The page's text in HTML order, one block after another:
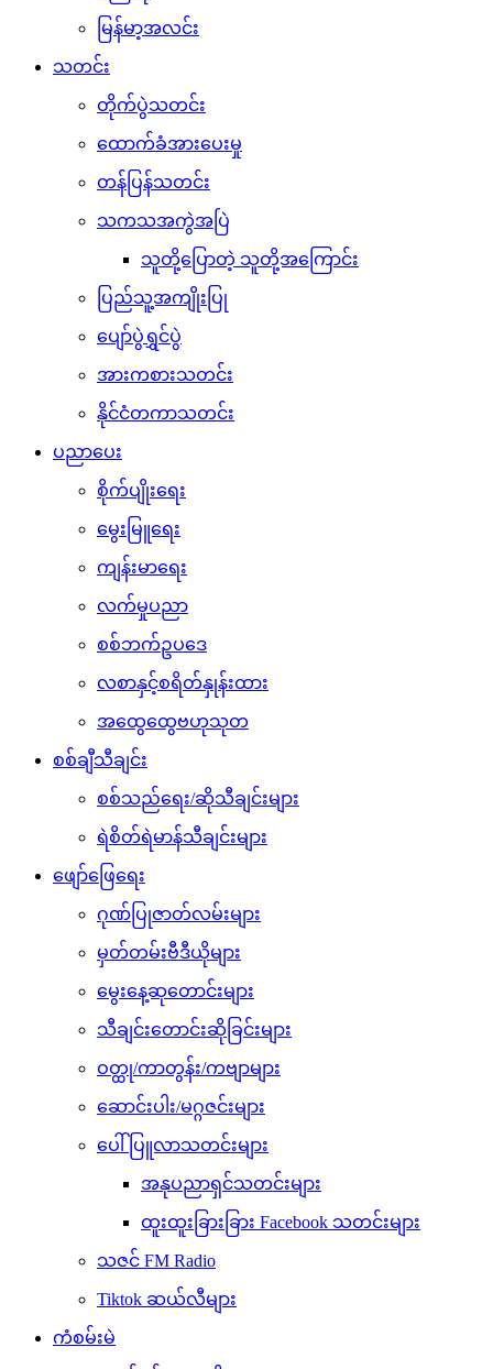
မြန်မာ့အလင်း
သတင်း
တိုက်ပွဲသတင်း
ထောက်ခံအားပေးမှု
တန်ပြန်သတင်း
သကသအကွဲအပြဲ
သူတို့ပြောတဲ့ သူတို့အကြောင်း
ပြည်သူ့အကျိုးပြု
ပျော်ပွဲရွှင်ပွဲ
အားကစားသတင်း
နိုင်ငံတကာသတင်း
ပညာပေး
စိုက်ပျိုးရေး
မွေးမြူရေး
ကျန်းမာရေး
လက်မှုပညာ
စစ်ဘက်ဥပဒေ
လစာနှင့်စရိတ်နှုန်းထား
အထွေထွေဗဟုသုတ
စစ်ချီသီချင်း
စစ်သည်ရေး/ဆိုသီချင်းများ
ရဲစိတ်ရဲမာန်သီချင်းများ
ဖျော်ဖြေရေး
ဂုဏ်ပြုဇာတ်လမ်းများ
မှတ်တမ်းဗီဒီယိုများ
မွေးနေ့ဆုတောင်းများ
သီချင်းတောင်းဆိုခြင်းများ
ဝတ္ထု/ကာတွန်း/ကဗျာများ
ဆောင်းပါး/မဂ္ဂဇင်းများ
ပေါ်ပြူလာသတင်းများ
အနုပညာရှင်သတင်းများ
ထူးထူးခြားခြား Facebook သတင်းများ
သဇင် FM Radio
Tiktok ဆယ်လီများ
ကံစမ်းမဲ